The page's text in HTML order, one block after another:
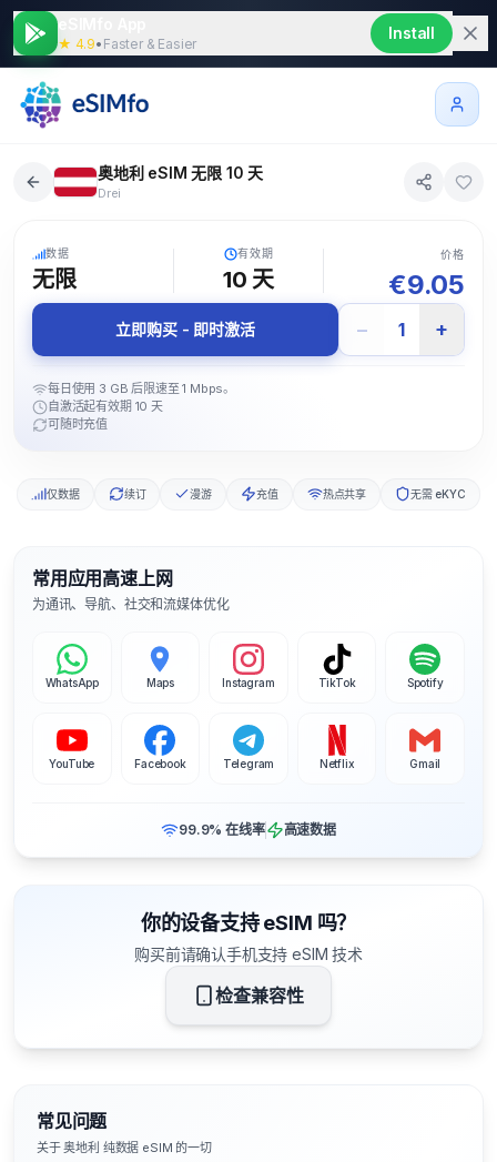
★ 4.9• Faster & Easier
Install
奥地利 eSIM 无限 10 天
Drei
数据
无限
有效期
10 天
价格
€9.05
立即购买 - 即时激活 − 1 +
每日使用 3 GB 后限速至 1 Mbps。
自激活起有效期 10 天
可随时充值
仅数据 续订 漫游 充值 热点共享 无需 eKYC
常用应用高速上网
为通讯、导航、社交和流媒体优化
WhatsApp Maps Instagram TikTok Spotify
YouTube Facebook Telegram Netflix Gmail
99.9% 在线率 高速数据
你的设备支持 eSIM 吗？
购买前请确认手机支持 eSIM 技术
检查兼容性
常见问题
关于 奥地利 纯数据 eSIM 的一切